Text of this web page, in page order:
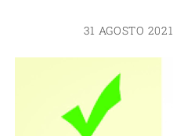
31 AGOSTO 2021